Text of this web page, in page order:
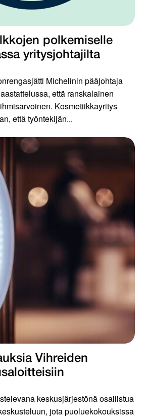
polkemiselle
yritysjohtajilta
Michelinin pääjohtaja
että ranskalainen
Kosmetiikkayritys
että työntekijän...
Vihreiden
keskusjärjestönä osallistua
jota puoluekokouksissa